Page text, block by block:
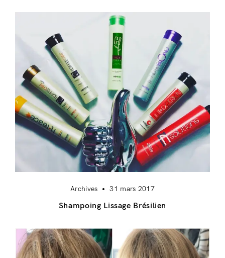
Vous n'avez pas de compte ?
Registre
Archives 31 mars 2017
Shampoing Lissage Brésilien